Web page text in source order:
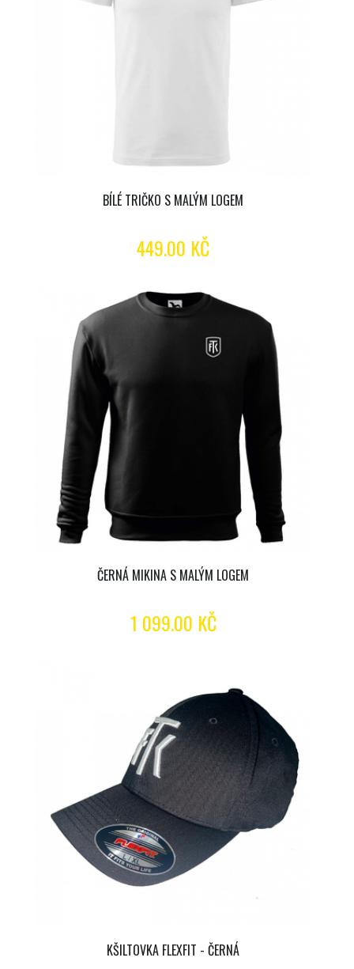
BÍLÉ TRIČKO S MALÝM LOGEM
449.00 KČ
ČERNÁ MIKINA S MALÝM LOGEM
1 099.00 KČ
KŠILTOVKA FLEXFIT - ČERNÁ